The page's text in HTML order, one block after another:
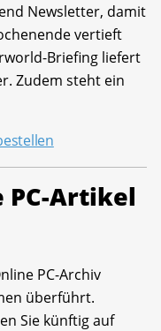
Newsletter, damit
vertieft
Briefing liefert
Zudem steht ein
PC-Artikel
PC-Archiv
überführt.
Sie künftig auf